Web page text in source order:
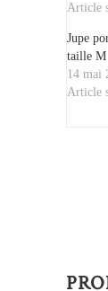
Article
Jupe
taille M
14 mai
Article